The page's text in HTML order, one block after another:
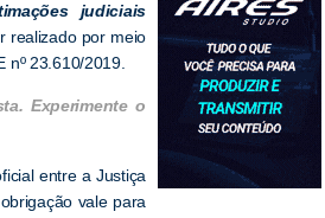
judiciais
realizado por meio
23.610/2019.
Experimente o
entre a Justiça
vale para